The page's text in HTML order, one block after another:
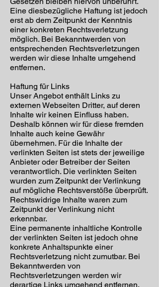
Eine diesbezügliche Haftung ist jedoch
erst ab dem Zeitpunkt der Kenntnis
einer konkreten Rechtsverletzung
möglich. Bei Bekanntwerden von
entsprechenden Rechtsverletzungen
werden wir diese Inhalte umgehend
entfernen.
Haftung für Links
Unser Angebot enthält Links zu
externen Webseiten Dritter, auf deren
Inhalte wir keinen Einfluss haben.
Deshalb können wir für diese fremden
Inhalte auch keine Gewähr
übernehmen. Für die Inhalte der
verlinkten Seiten ist stets der jeweilige
Anbieter oder Betreiber der Seiten
verantwortlich. Die verlinkten Seiten
wurden zum Zeitpunkt der Verlinkung
auf mögliche Rechtsverstöße überprüft.
Rechtswidrige Inhalte waren zum
Zeitpunkt der Verlinkung nicht
erkennbar.
Eine permanente inhaltliche Kontrolle
der verlinkten Seiten ist jedoch ohne
konkrete Anhaltspunkte einer
Rechtsverletzung nicht zumutbar. Bei
Bekanntwerden von
Rechtsverletzungen werden wir
derartige Links umgehend entfernen.